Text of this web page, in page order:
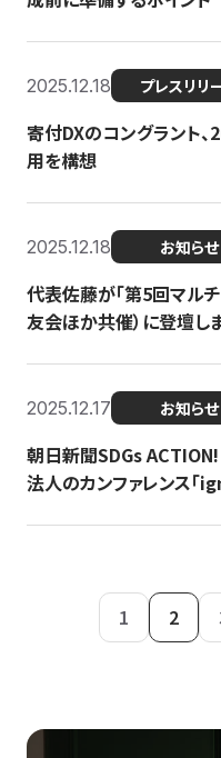
2025.12.18 プレスリリ
寄付DXのコングラント
用を構想
2025.12.18 お知らせ
代表佐藤が「第5回マルチ
友会ほか共催）に登壇し
2025.12.17 お知らせ
朝日新聞SDGs ACTION!
法人のカンファレンス「
1 2